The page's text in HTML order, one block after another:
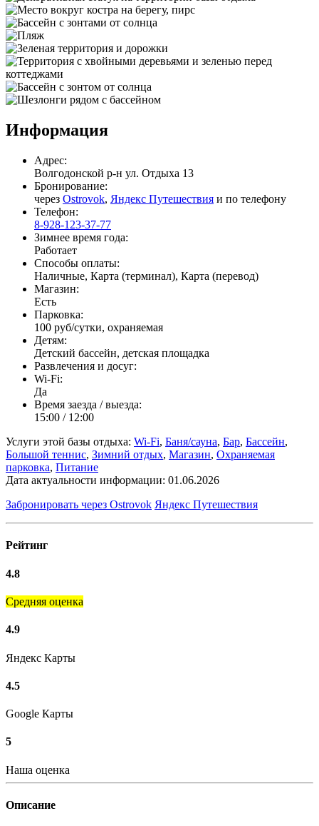
Информация
Адрес:
Волгодонской р-н ул. Отдыха 13
Бронирование:
через Ostrovok, Яндекс Путешествия и по телефону
Телефон:
8-928-123-37-77
Зимнее время года:
Работает
Способы оплаты:
Наличные, Карта (терминал), Карта (перевод)
Магазин:
Есть
Парковка:
100 руб/сутки, охраняемая
Детям:
Детский бассейн, детская площадка
Развлечения и досуг:
Wi-Fi:
Да
Время заезда / выезда:
15:00 / 12:00
Услуги этой базы отдыха: Wi-Fi, Баня/сауна, Бар, Бассейн,
Большой теннис, Зимний отдых, Магазин, Охраняемая
парковка, Питание
Дата актуальности информации: 01.06.2026
Забронировать через Ostrovok Яндекс Путешествия
Рейтинг
4.8
Средняя оценка
4.9
Яндекс Карты
4.5
Google Карты
5
Наша оценка
Описание